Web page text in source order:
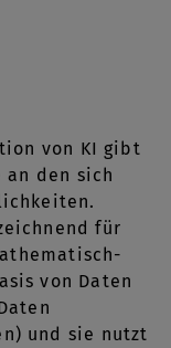
von KI gibt
den sich
für
von Daten
und sie nutzt